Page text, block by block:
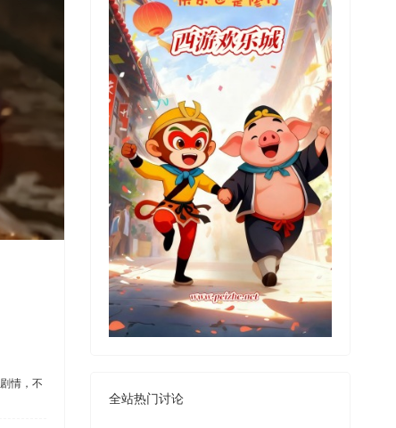
全站热门讨论
情，不